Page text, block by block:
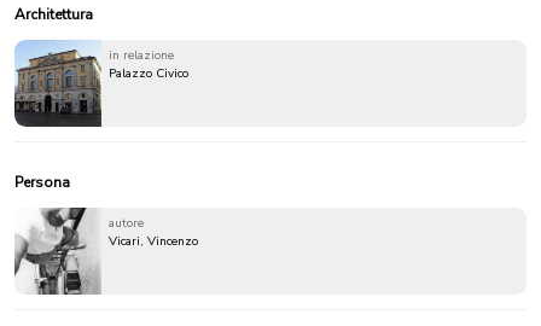
Architettura
in relazione
Palazzo Civico
Persona
autore
Vicari, Vincenzo